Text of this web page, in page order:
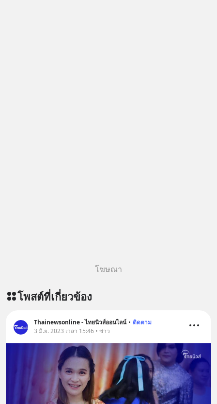
โฆษณา
โพสต์ที่เกี่ยวข้อง
Thainewsonline - ไทยนิวส์ออนไลน์ • ติดตาม
3 มิ.ย. 2023 เวลา 15:46 • ข่าว